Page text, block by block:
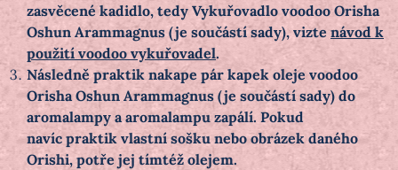
zasvěcené kadidlo, tedy Vykuřovadlo voodoo Orisha
Oshun Arammagnus (je součástí sady), vizte návod k
použití voodoo vykuřovadel.
Následně praktik nakape pár kapek oleje voodoo
Orisha Oshun Arammagnus (je součástí sady) do
aromalampy a aromalampu zapálí. Pokud
navíc praktik vlastní sošku nebo obrázek daného
Orishi, potře jej tímtéž olejem.